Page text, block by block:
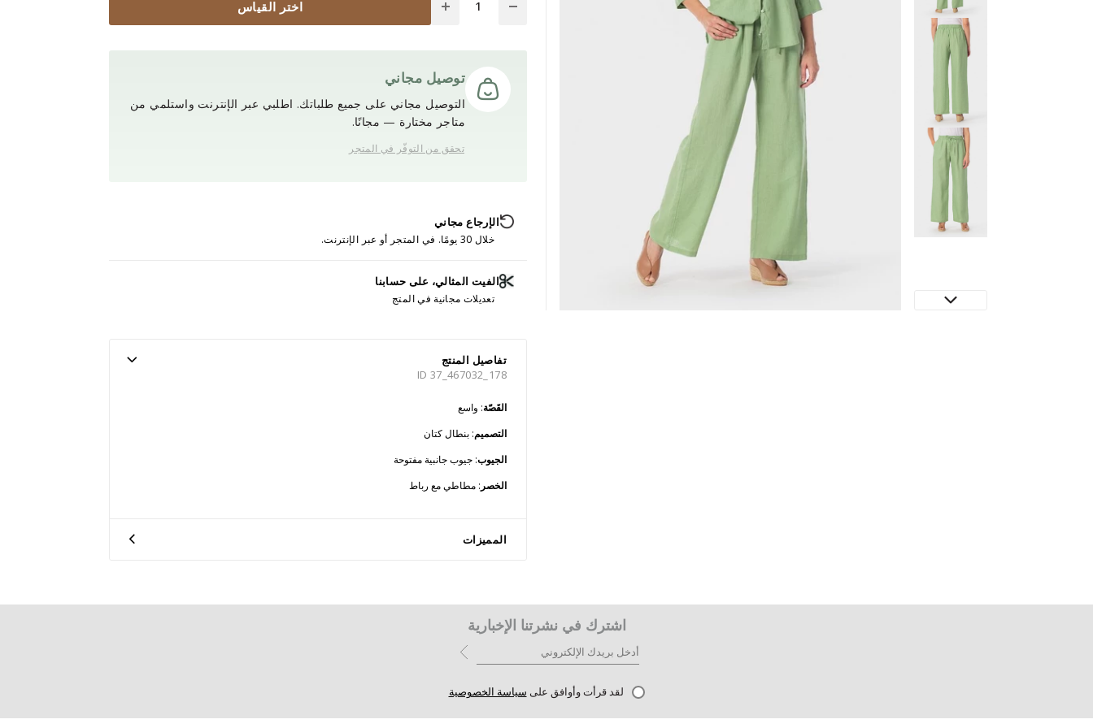
اختر القياس
توصيل مجاني
التوصيل مجاني على جميع طلباتك. اطلبي عبر الإنترنت واستلمي من
متاجر مختارة — مجانًا.
تحقق من التوفّر في المتجر
الإرجاع مجاني
خلال 30 يومًا. في المتجر أو عبر الإنترنت.
الفيت المثالي، على حسابنا
تعديلات مجانية في المتج
تفاصيل المنتج
ID 37_467032_178
القَصّة: واسع
التصميم: بنطال كتان
الجيوب: جيوب جانبية مفتوحة
الخصر : مطاطي مع رباط
المميزات
اشترك في نشرتنا الإخبارية
لقد قرأت وأوافق على سياسة الخصوصية